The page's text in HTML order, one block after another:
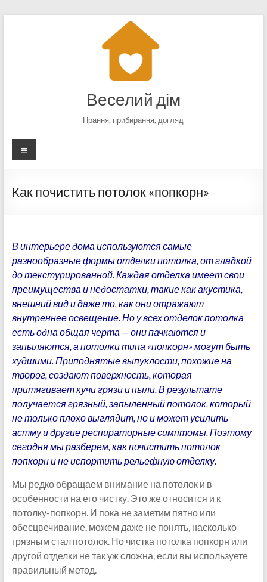
Веселий дім
Прання, прибирання, догляд
Меню
Как почистить потолок «попкорн»
В интерьере дома используются самые
разнообразные формы отделки потолка, от гладкой
до текстурированной. Каждая отделка имеет свои
преимущества и недостатки, такие как акустика,
внешний вид и даже то, как они отражают
внутреннее освещение. Но у всех отделок потолка
есть одна общая черта — они пачкаются и
запыляются, а потолки типа «попкорн» могут быть
худшими. Приподнятые выпуклости, похожие на
творог, создают поверхность, которая
притягивает кучи грязи и пыли. В результате
получается грязный, запыленный потолок, который
не только плохо выглядит, но и может усилить
астму и другие респираторные симптомы. Поэтому
сегодня мы разберем, как почистить потолок
попкорн и не испортить рельефную отделку.
Мы редко обращаем внимание на потолок и в
особенности на его чистку. Это же относится и к
потолку-попкорн. И пока не заметим пятно или
обесцвечивание, можем даже не понять, насколько
грязным стал потолок. Но чистка потолка попкорн или
другой отделки не так уж сложна, если вы используете
правильный метод.